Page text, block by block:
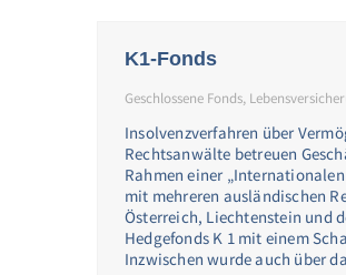
K1-Fonds
Geschlossene Fonds,
Insolvenzverfahren über
Rechtsanwälte betreuen
Rahmen einer
mit mehreren ausländischen
Österreich, Liechtenstein und
Hedgefonds K 1 mit einem
Inzwischen wurde auch über